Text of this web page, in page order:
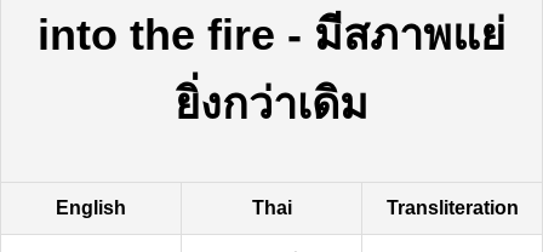
into the fire - มีสภาพแย่
ยิ่งกว่าเดิม
English Thai Transliteration